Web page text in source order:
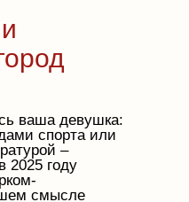
ваша девушка:
спорта или
–
2025 году
смысле